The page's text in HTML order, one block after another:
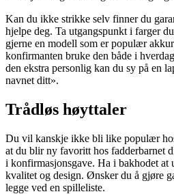
Kan du ikke strikke selv finner du
hjelpe deg. Ta utgangspunkt i farger
gjerne en modell som er populær
konfirmanten bruke den både i
den ekstra personlig kan du sy på en
navnet ditt».
Trådløs høyttaler
Du vil kanskje ikke bli like populær
at du blir ny favoritt hos fadderbarnet
i konfirmasjonsgave. Ha i bakhodet at
kvalitet og design. Ønsker du å gjøre
legge ved en spilleliste.